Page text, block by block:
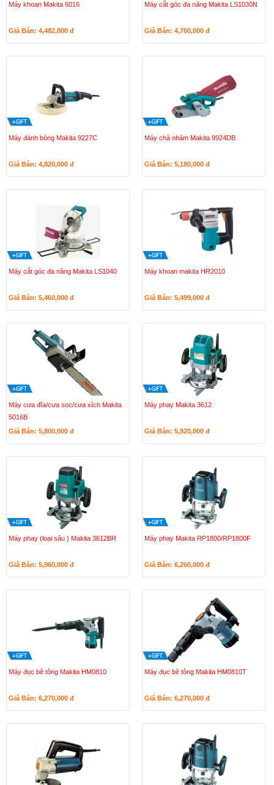
Máy khoan Makita 6016
Giá Bán: 4,482,000 đ
Máy cắt góc đa năng Makita LS1030N
Giá Bán: 4,760,000 đ
Máy đánh bóng Makita 9227C
Giá Bán: 4,820,000 đ
Máy chà nhám Makita 9924DB
Giá Bán: 5,180,000 đ
Máy cắt góc đa năng Makita LS1040
Giá Bán: 5,460,000 đ
Máy khoan makita HR2010
Giá Bán: 5,499,000 đ
Máy cưa đĩa/cưa sọc/cưa xích Makita
5016B
Giá Bán: 5,800,000 đ
Máy phay Makita 3612
Giá Bán: 5,920,000 đ
Máy phay (loại sâu ) Makita 3612BR
Giá Bán: 5,960,000 đ
Máy phay Makita RP1800/RP1800F
Giá Bán: 6,260,000 đ
Máy đục bê tông Makita HM0810
Giá Bán: 6,270,000 đ
Máy đục bê tông Makita HM0810T
Giá Bán: 6,270,000 đ